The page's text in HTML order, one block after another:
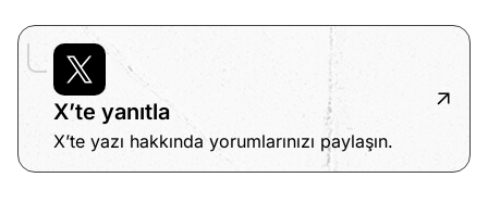
X’te yanıtla
X’te yazı hakkında yorumlarınızı paylaşın.